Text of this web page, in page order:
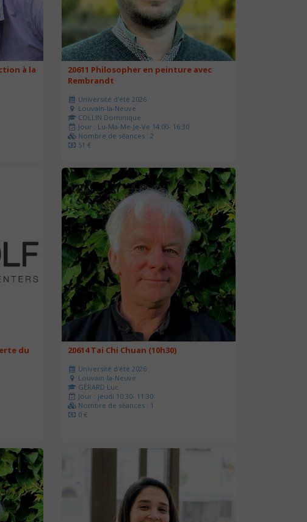
à la
20611 Philosopher en peinture avec
Rembrandt
Université d'été 2026
Louvain-la-Neuve
COLLIN Dominique
Jour : Lu-Ma-Me-Je-Ve 14:00- 16:30
Nombre de séances : 2
51 €
du
20614 Tai Chi Chuan (10h30)
Université d'été 2026
Louvain-la-Neuve
GÉRARD Luc
Jour : jeudi 10:30- 11:30
Nombre de séances : 1
0 €